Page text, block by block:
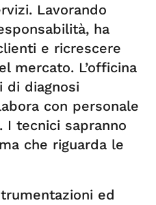
Lavorando
ha
e ricrescere
mercato. L’officina
di diagnosi
con personale
I tecnici sapranno
che riguarda le
ed